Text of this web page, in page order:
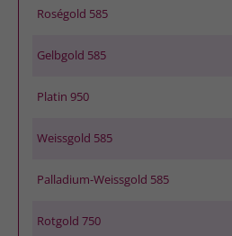
Roségold 585
Gelbgold 585
Platin 950
Weissgold 585
Palladium-Weissgold 585
Rotgold 750